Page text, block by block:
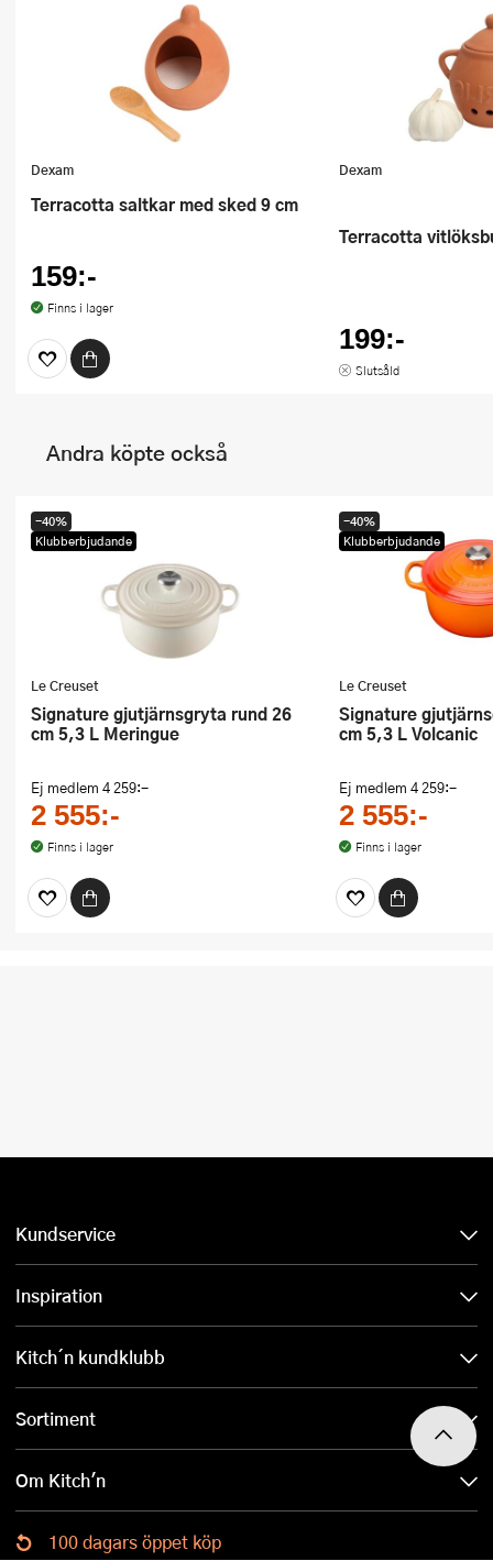
Dexam
Terracotta saltkar med sked 9 cm
159:-
Finns i lager
Dexam
Terracotta
199:-
Slutsåld
Andra köpte också
Le Creuset
Signature gjutjärnsgryta rund 26
cm 5,3 L Meringue
Ej medlem 4 259:-
2 555:-
Finns i lager
-40%
Klubberbjudande
Le Creuset
Signature gjutjärnsgryta rund 26
cm 5,3 L Volcanic
Ej medlem 4 259:-
2 555:-
Finns i lager
-40%
Klubberbjudande
Kundservice
Inspiration
Kitch´n kundklubb
Sortiment
Om Kitch'n
100 dagars öppet köp